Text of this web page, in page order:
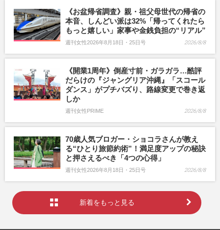
《お盆帰省調査》親・祖父母世代の帰省の
本音、しんどい派は32%「帰ってくれたら
もっと嬉しい」家事や金銭負担の“リアル”
週刊女性2026年8月18日・25日号 2026/8/8
《開業1周年》倒産寸前・ガラガラ…酷評
だらけの『ジャングリア沖縄』「スコール
ダンス」がプチバズり、路線変更で巻き返
しか
週刊女性PRIME 2026/8/8
70歳人気ブロガー・ショコラさんが教え
る“ひとり旅節約術”！満足度アップの秘訣
と押さえるべき「4つの心得」
週刊女性2026年8月18日・25日号 2026/8/8
新着をもっと見る